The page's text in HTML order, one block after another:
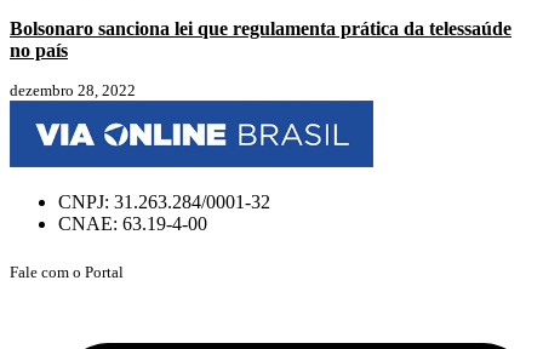
Bolsonaro sanciona lei que regulamenta prática da telessaúde
no país
dezembro 28, 2022
CNPJ: 31.263.284/0001-32
CNAE: 63.19-4-00
Fale com o Portal